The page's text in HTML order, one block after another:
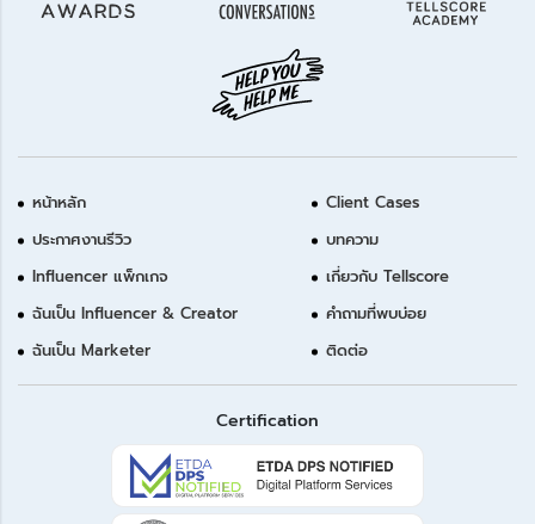
หน้าหลัก
ประกาศงานรีวิว
Influencer แพ็กเกจ
ฉันเป็น Influencer & Creator
ฉันเป็น Marketer
Client Cases
บทความ
เกี่ยวกับ Tellscore
คำถามที่พบบ่อย
ติดต่อ
Certification